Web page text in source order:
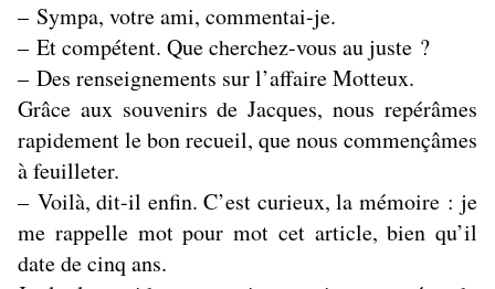
– Sympa, votre ami, commentai-je.
– Et compétent. Que cherchez-vous au juste ?
– Des renseignements sur l’affaire Motteux.
Grâce aux souvenirs de Jacques, nous repérâmes
rapidement le bon recueil, que nous commençâmes
à feuilleter.
– Voilà, dit-il enfin. C’est curieux, la mémoire : je
me rappelle mot pour mot cet article, bien qu’il
date de cinq ans.